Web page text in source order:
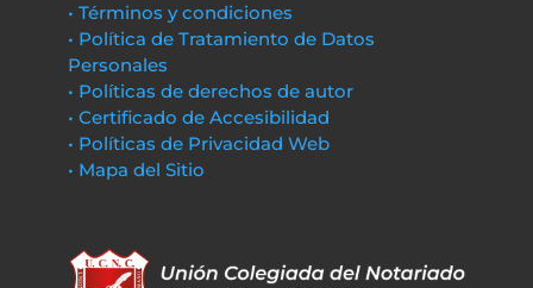
• Términos y condiciones
• Política de Tratamiento de Datos
Personales
• Políticas de derechos de autor
• Certificado de Accesibilidad
• Políticas de Privacidad Web
• Mapa del Sitio